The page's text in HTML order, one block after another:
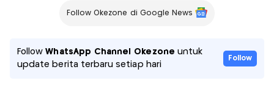
Follow Okezone di Google News
FollowWhatsApp Channel Okezone untuk
update berita terbaru setiap hari
Follow